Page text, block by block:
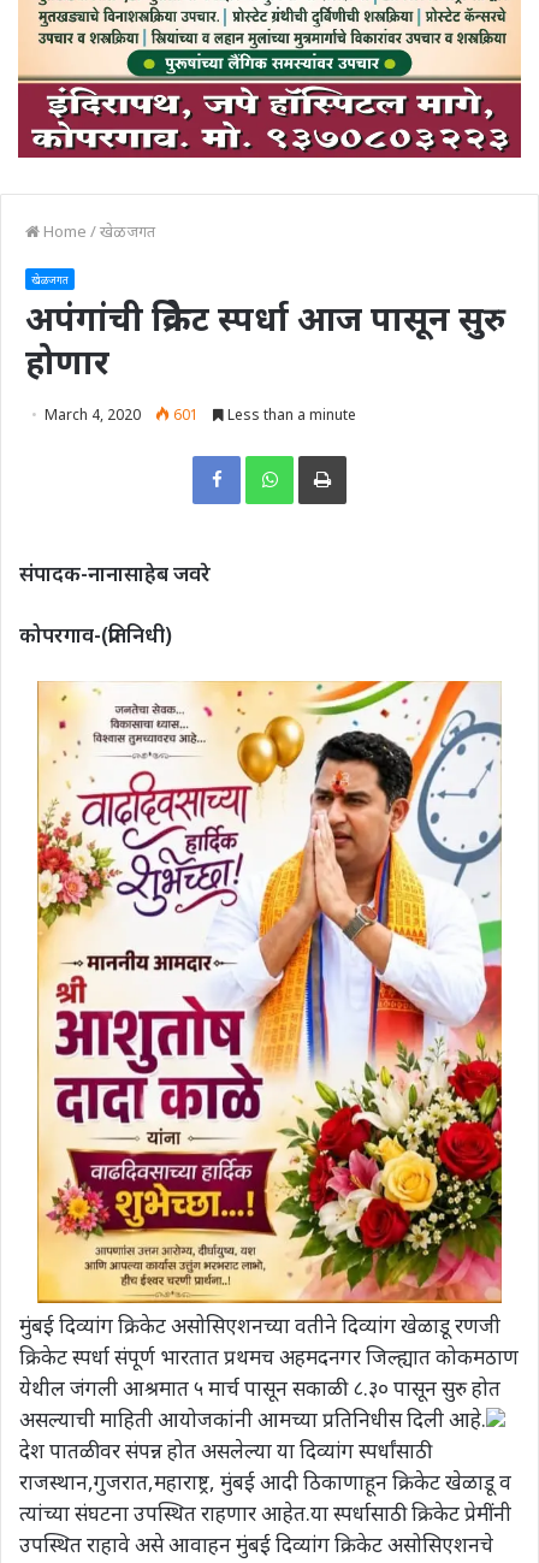
Home /खेळजगत
खेळजगत
अपंगांची क्रिकेट स्पर्धा आज पासून सुरु
होणार
March 4, 2020 601 Less than a minute
Print
संपादक-नानासाहेब जवरे
कोपरगाव-(प्रतिनिधी)
मुंबई दिव्यांग क्रिकेट असोसिएशनच्या वतीने दिव्यांग खेळाडू रणजी
क्रिकेट स्पर्धा संपूर्ण भारतात प्रथमच अहमदनगर जिल्ह्यात कोकमठाण
येथील जंगली आश्रमात ५ मार्च पासून सकाळी ८.३० पासून सुरु होत
असल्याची माहिती आयोजकांनी आमच्या प्रतिनिधीसदिली आहे.
देश पातळीवर संपन्न होत असलेल्या या दिव्यांग स्पर्धांसाठी
राजस्थान,गुजरात,महाराष्ट्र, मुंबई आदी ठिकाणाहून क्रिकेट खेळाडू व
त्यांच्या संघटना उपस्थित राहणार आहेत.या स्पर्धासाठी क्रिकेट प्रेमींनी
उपस्थित राहावे असे आवाहन मुंबई दिव्यांग क्रिकेट असोसिएशनचे